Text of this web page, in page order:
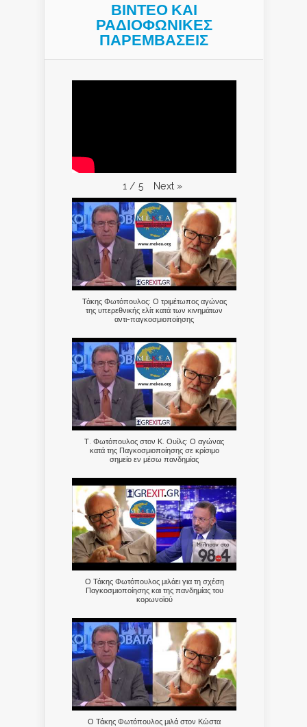
ΒΙΝΤΕΟ ΚΑΙ
ΡΑΔΙΟΦΩΝΙΚΕΣ
ΠΑΡΕΜΒΑΣΕΙΣ
1 / 5 Next »
Τάκης Φωτόπουλος: Ο τριμέτωπος αγώνας
της υπερεθνικής ελίτ κατά των κινημάτων
αντι-παγκοσμιοποίησης
Τ. Φωτόπουλος στον Κ. Ουίλς: Ο αγώνας
κατά της Παγκοσμιοποίησης σε κρίσιμο
σημείο εν μέσω πανδημίας
Ο Τάκης Φωτόπουλος μιλάει για τη σχέση
Παγκοσμιοποίησης και της πανδημίας του
κορωνοϊού
Ο Τάκης Φωτόπουλος μιλά στον Κώστα